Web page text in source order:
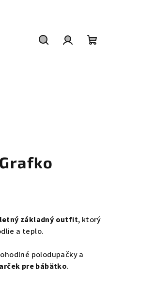
základný outfit, ktorý
a teplo.
polodupačky a
pre bábätko.